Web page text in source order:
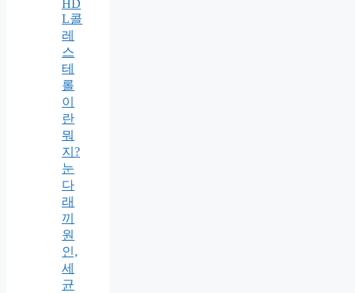
HD
L콜
레
스
테
롤
이
란
뭐
지?
눈
다
래
끼
원
인,
세
균